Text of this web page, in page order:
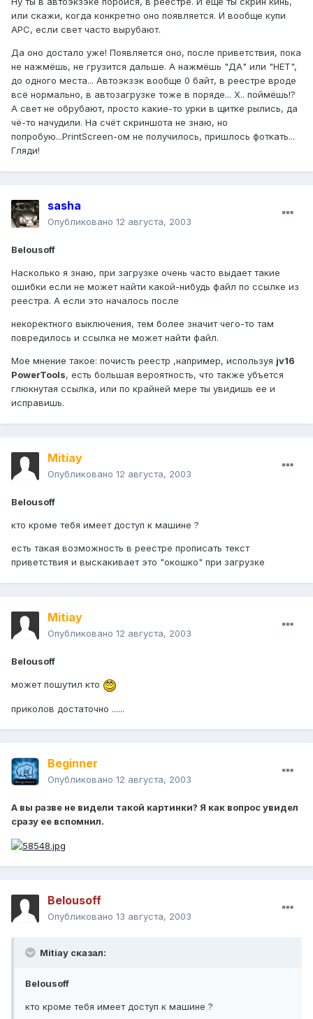
или скажи, когда конкретно оно появляется. И вообще купи
АРС, если свет часто вырубают.
Да оно достало уже! Появляется оно, после приветствия, пока
не нажмёшь, не грузится дальше. А нажмёшь "ДА" или "НЕТ",
до одного места... Автоэкзэк вообще 0 байт, в реестре вроде
всё нормально, в автозагрузке тоже в поряде... Х.. поймёшь!?
А свет не обрубают, просто какие-то урки в щитке рылись, да
чё-то начудили. На счёт скриншота не знаю, но
попробую...PrintScreen-ом не получилось, пришлось фоткать...
Гляди!
sasha
Опубликовано 12 августа, 2003
Belousoff
Насколько я знаю, при загрузке очень часто выдает такие
ошибки если не может найти какой-нибудь файл по ссылке из
реестра. А если это началось после
некоректного выключения, тем более значит чего-то там
повредилось и ссылка не может найти файл.
Мое мнение такое: почисть реестр ,например, используя jv16
PowerTools, есть большая вероятность, что также убъется
глюкнутая ссылка, или по крайней мере ты увидишь ее и
исправишь.
Mitiay
Опубликовано 12 августа, 2003
Belousoff
кто кроме тебя имеет доступ к машине ?
есть такая возможность в реестре прописать текст
приветствия и выскакивает это "окошко" при загрузке
Mitiay
Опубликовано 12 августа, 2003
Belousoff
может пошутил кто
приколов достаточно ......
Beginner
Опубликовано 12 августа, 2003
А вы разве не видели такой картинки? Я как вопрос увидел
сразу ее вспомнил.
Belousoff
Опубликовано 13 августа, 2003
Mitiay сказал:
Belousoff
кто кроме тебя имеет доступ к машине ?